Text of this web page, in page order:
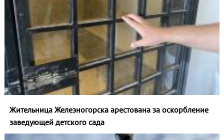
Жительница Железногорска арестована за оскорбление
заведующей детского сада